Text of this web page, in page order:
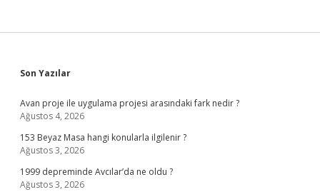
Sidebar
Son Yazılar
Avan proje ile uygulama projesi arasındaki fark nedir ?
Ağustos 4, 2026
153 Beyaz Masa hangi konularla ilgilenir ?
Ağustos 3, 2026
1999 depreminde Avcılar’da ne oldu ?
Ağustos 3, 2026